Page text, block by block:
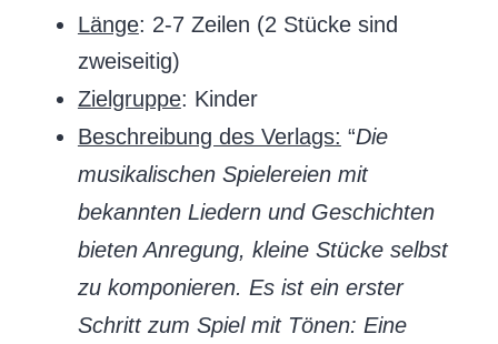
Länge: 2-7 Zeilen (2 Stücke sind
zweiseitig)
Zielgruppe: Kinder
Beschreibung des Verlags: “Die
musikalischen Spielereien mit
bekannten Liedern und Geschichten
bieten Anregung, kleine Stücke selbst
zu komponieren. Es ist ein erster
Schritt zum Spiel mit Tönen: Eine